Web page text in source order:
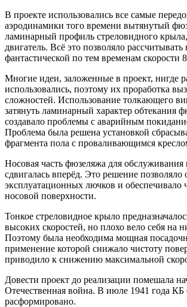
В проекте использовались все самые
аэродинамики того времени вытянутый
ламинарный профиль стреловидного
двигатель. Всё это позволяло
фантастической по тем временам скорости
Многие идеи, заложенные в проект, нигде
использовались, поэтому их проработка
сложностей. Использование толкающего
затянуть ламинарный характер обтекания
создавало проблемы с аварийным
Проблема была решена установкой
фрагмента пола с проваливающимся
Носовая часть фюзеляжа для обслуживания
сдвигалась вперёд. Это решение позволяло
эксплуатационных лючков и обеспечивало
носовой поверхности.
Тонкое стреловидное крыло
высоких скоростей, но плохо вело себя на
Поэтому была необходима мощная
применение которой снижало чистоту
приводило к снижению максимальной
Довести проект до реализации помешала
Отечественная война. В июле 1941 года
расформировано.